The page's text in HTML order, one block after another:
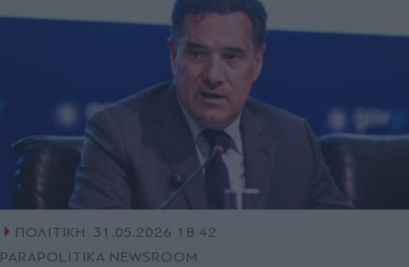
ΠΟΛΙΤΙΚΗ
31.05.2026 18:42
PARAPOLITIKA NEWSROOM